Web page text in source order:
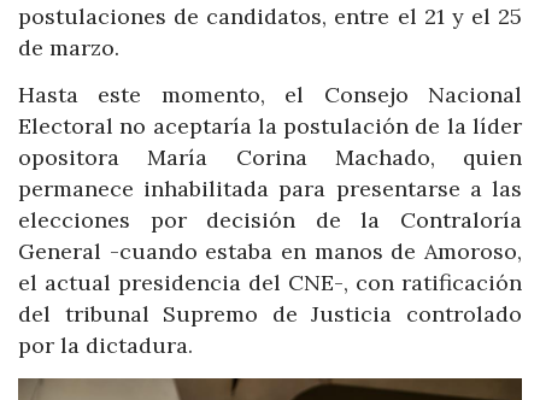
postulaciones de candidatos, entre el 21 y el 25
de marzo.
Hasta este momento, el Consejo Nacional
Electoral no aceptaría la postulación de la líder
opositora María Corina Machado, quien
permanece inhabilitada para presentarse a las
elecciones por decisión de la Contraloría
General -cuando estaba en manos de Amoroso,
el actual presidencia del CNE-, con ratificación
del tribunal Supremo de Justicia controlado
por la dictadura.